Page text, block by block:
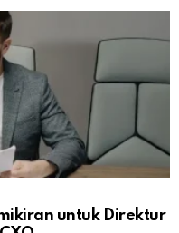
untuk Direktur